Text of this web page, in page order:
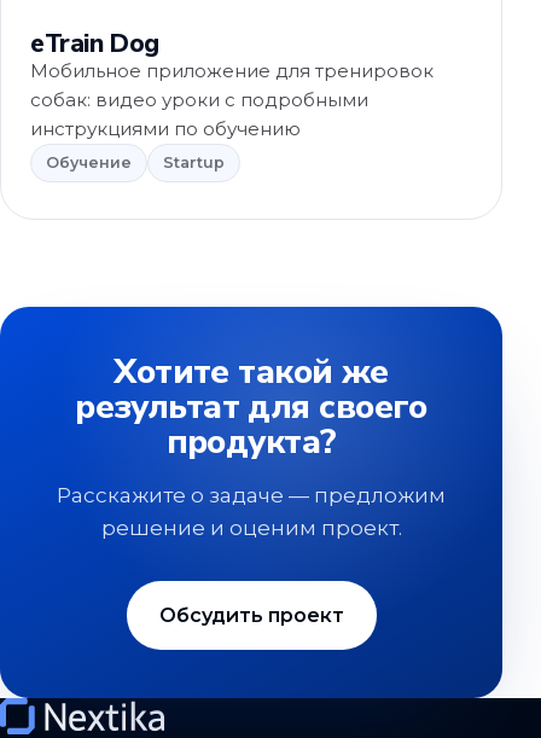
eTrain Dog
Мобильное приложение для тренировок
собак: видео уроки с подробными
инструкциями по обучению
Обучение Startup
Хотите такой же
результат для своего
продукта?
Расскажите о задаче — предложим
решение и оценим проект.
Обсудить проект